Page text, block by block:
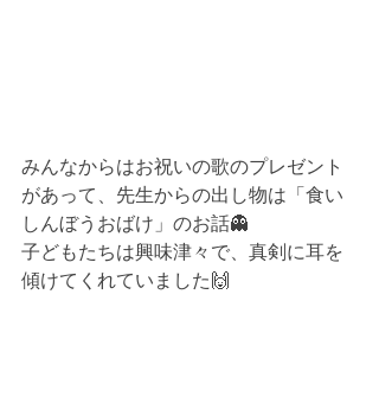
みんなからはお祝いの歌のプレゼント
があって、先生からの出し物は「食い
しんぼうおばけ」のお話👻
子どもたちは興味津々で、真剣に耳を
傾けてくれていました🙌